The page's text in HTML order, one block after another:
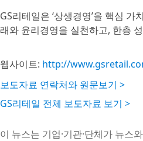
GS리테일은 ‘상생경영’을 핵심
래와 윤리경영을 실천하고, 한층
웹사이트: http://
보도자료 연락처와 원문보기 >
GS리테일 전체 보도자료 보기 >
이 뉴스는 기업·기관·단체가 뉴